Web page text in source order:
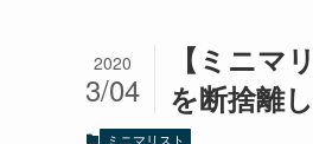
【ミニマ
を断捨離
2020
3/04
ミニマリスト